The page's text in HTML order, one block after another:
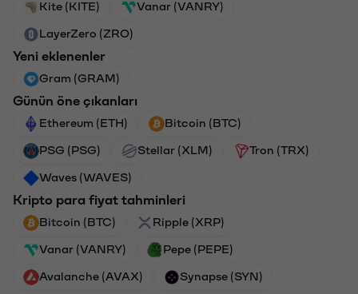
Kite (KITE) Vanar (VANRY)
LayerZero (ZRO)
Yeni eklenenler
Gram (GRAM)
Günün öne çıkanları
Ethereum (ETH) Bitcoin (BTC)
PSG (PSG) Stellar (XLM) Tron (TRX)
Waves (WAVES)
Kripto para fiyat tahminleri
Bitcoin (BTC) Ripple (XRP)
Vanar (VANRY) Pepe (PEPE)
Avalanche (AVAX) Synapse (SYN)